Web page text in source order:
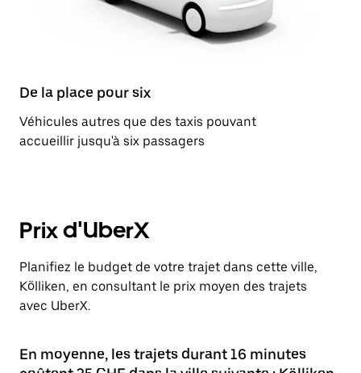
De la place pour six
Véhicules autres que des taxis pouvant
accueillir jusqu'à six passagers
Prix d'UberX
Planifiez le budget de votre trajet dans cette ville,
Kölliken, en consultant le prix moyen des trajets
avec UberX.
En moyenne, les trajets durant 16 minutes